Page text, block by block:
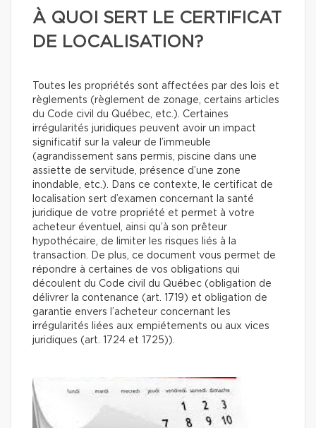
À QUOI SERT LE CERTIFICAT
DE LOCALISATION?
Toutes les propriétés sont affectées par des lois et
règlements (règlement de zonage, certains articles
du Code civil du Québec, etc.). Certaines
irrégularités juridiques peuvent avoir un impact
significatif sur la valeur de l’immeuble
(agrandissement sans permis, piscine dans une
assiette de servitude, présence d’une zone
inondable, etc.). Dans ce contexte, le certificat de
localisation sert d’examen concernant la santé
juridique de votre propriété et permet à votre
acheteur éventuel, ainsi qu’à son prêteur
hypothécaire, de limiter les risques liés à la
transaction. De plus, ce document vous permet de
répondre à certaines de vos obligations qui
découlent du Code civil du Québec (obligation de
délivrer la contenance (art. 1719) et obligation de
garantie envers l’acheteur concernant les
irrégularités liées aux empiétements ou aux vices
juridiques (art. 1724 et 1725)).